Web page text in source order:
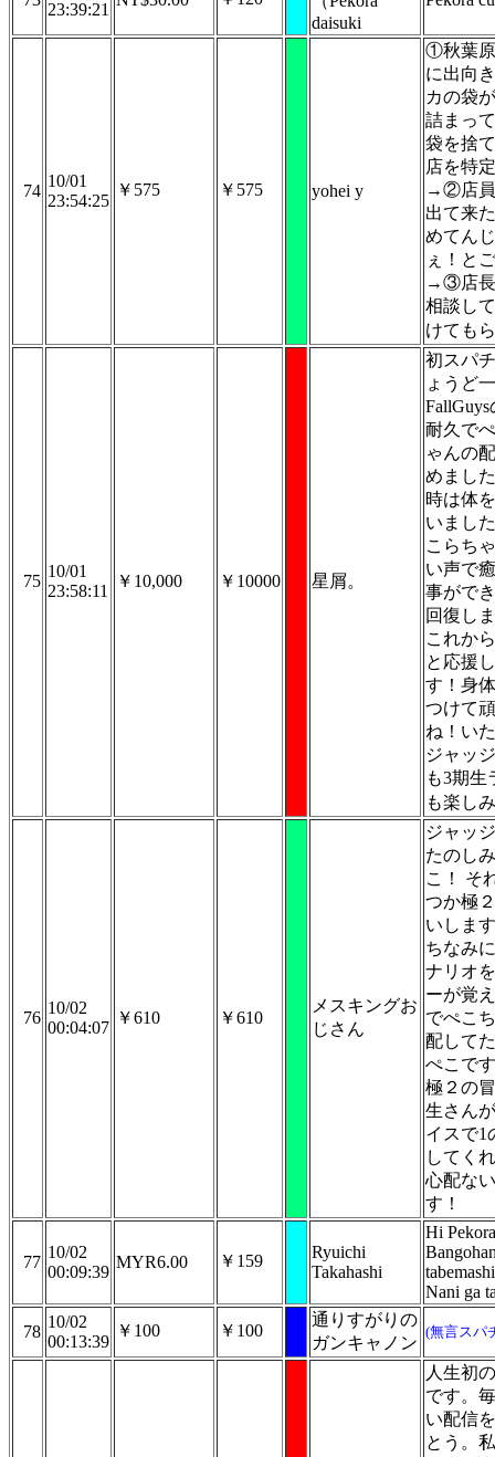
23:39:21
daisuki
74
10/01
23:54:25
￥575 ￥575 yohei y
①秋葉
に出向
カの袋
詰まっ
袋を捨
店を特
→②店員
出て来
めてん
ぇ！と
→③店長
相談し
けても
75
10/01
23:58:11
￥10,000 ￥10000 星屑。
初スパ
ょうど
FallGuys
耐久で
ゃんの
めまし
時は体
いまし
こらち
い声で
事がで
回復し
これか
と応援
す！身
つけて
ね！い
ジャッ
も3期生
も楽しみ
76
10/02
00:04:07
￥610 ￥610
メスキングお
じさん
ジャッ
たのし
こ！ そ
つか極
いしま
ちなみ
ナリオ
ーが覚
でぺこ
配して
ぺこで
極２の
生さん
イスで1
してく
心配な
す！
77
10/02
00:09:39
MYR6.00 ￥159
Ryuichi
Takahashi
Hi
Nani ga
78
10/02
00:13:39
￥100 ￥100
通りすがりの
ガンキャノン
(無言スパ
人生初
です。
い配信
とう。